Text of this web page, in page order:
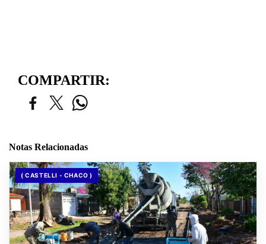
COMPARTIR:
Notas Relacionadas
( CASTELLI - CHACO )